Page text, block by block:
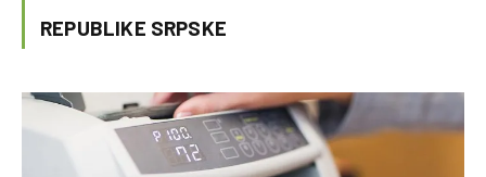
REPUBLIKE SRPSKE